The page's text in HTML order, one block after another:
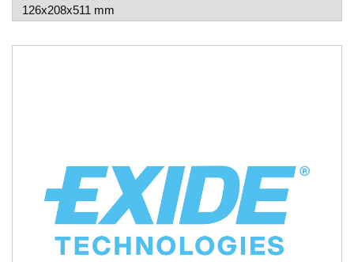
126x208x511 mm